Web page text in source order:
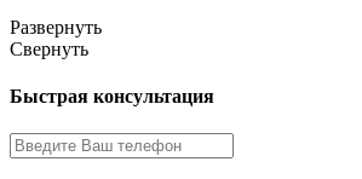
Развернуть
Свернуть
Быстрая консультация